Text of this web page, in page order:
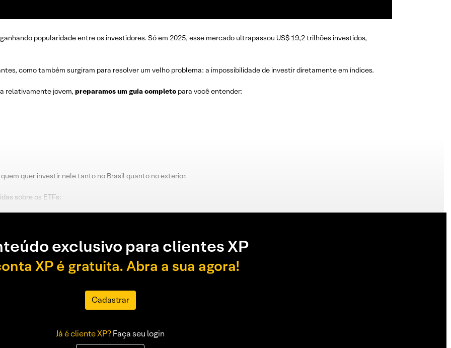
popularidade entre os investidores. Só em 2025, esse mercado ultrapassou US$ 19,2 trilhões investidos,
como também surgiram para resolver um velho problema: a impossibilidade de investir diretamente em índices.
relativamente jovem, preparamos um guia completo para você entender:
quer investir nele tanto no Brasil quanto no exterior.
sobre os ETFs:
exclusivo para clientes XP
XP é gratuita. Abra a sua agora!
Cadastrar
Já é cliente XP?Faça seu login